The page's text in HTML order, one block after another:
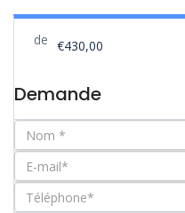
de €430,00
Demande